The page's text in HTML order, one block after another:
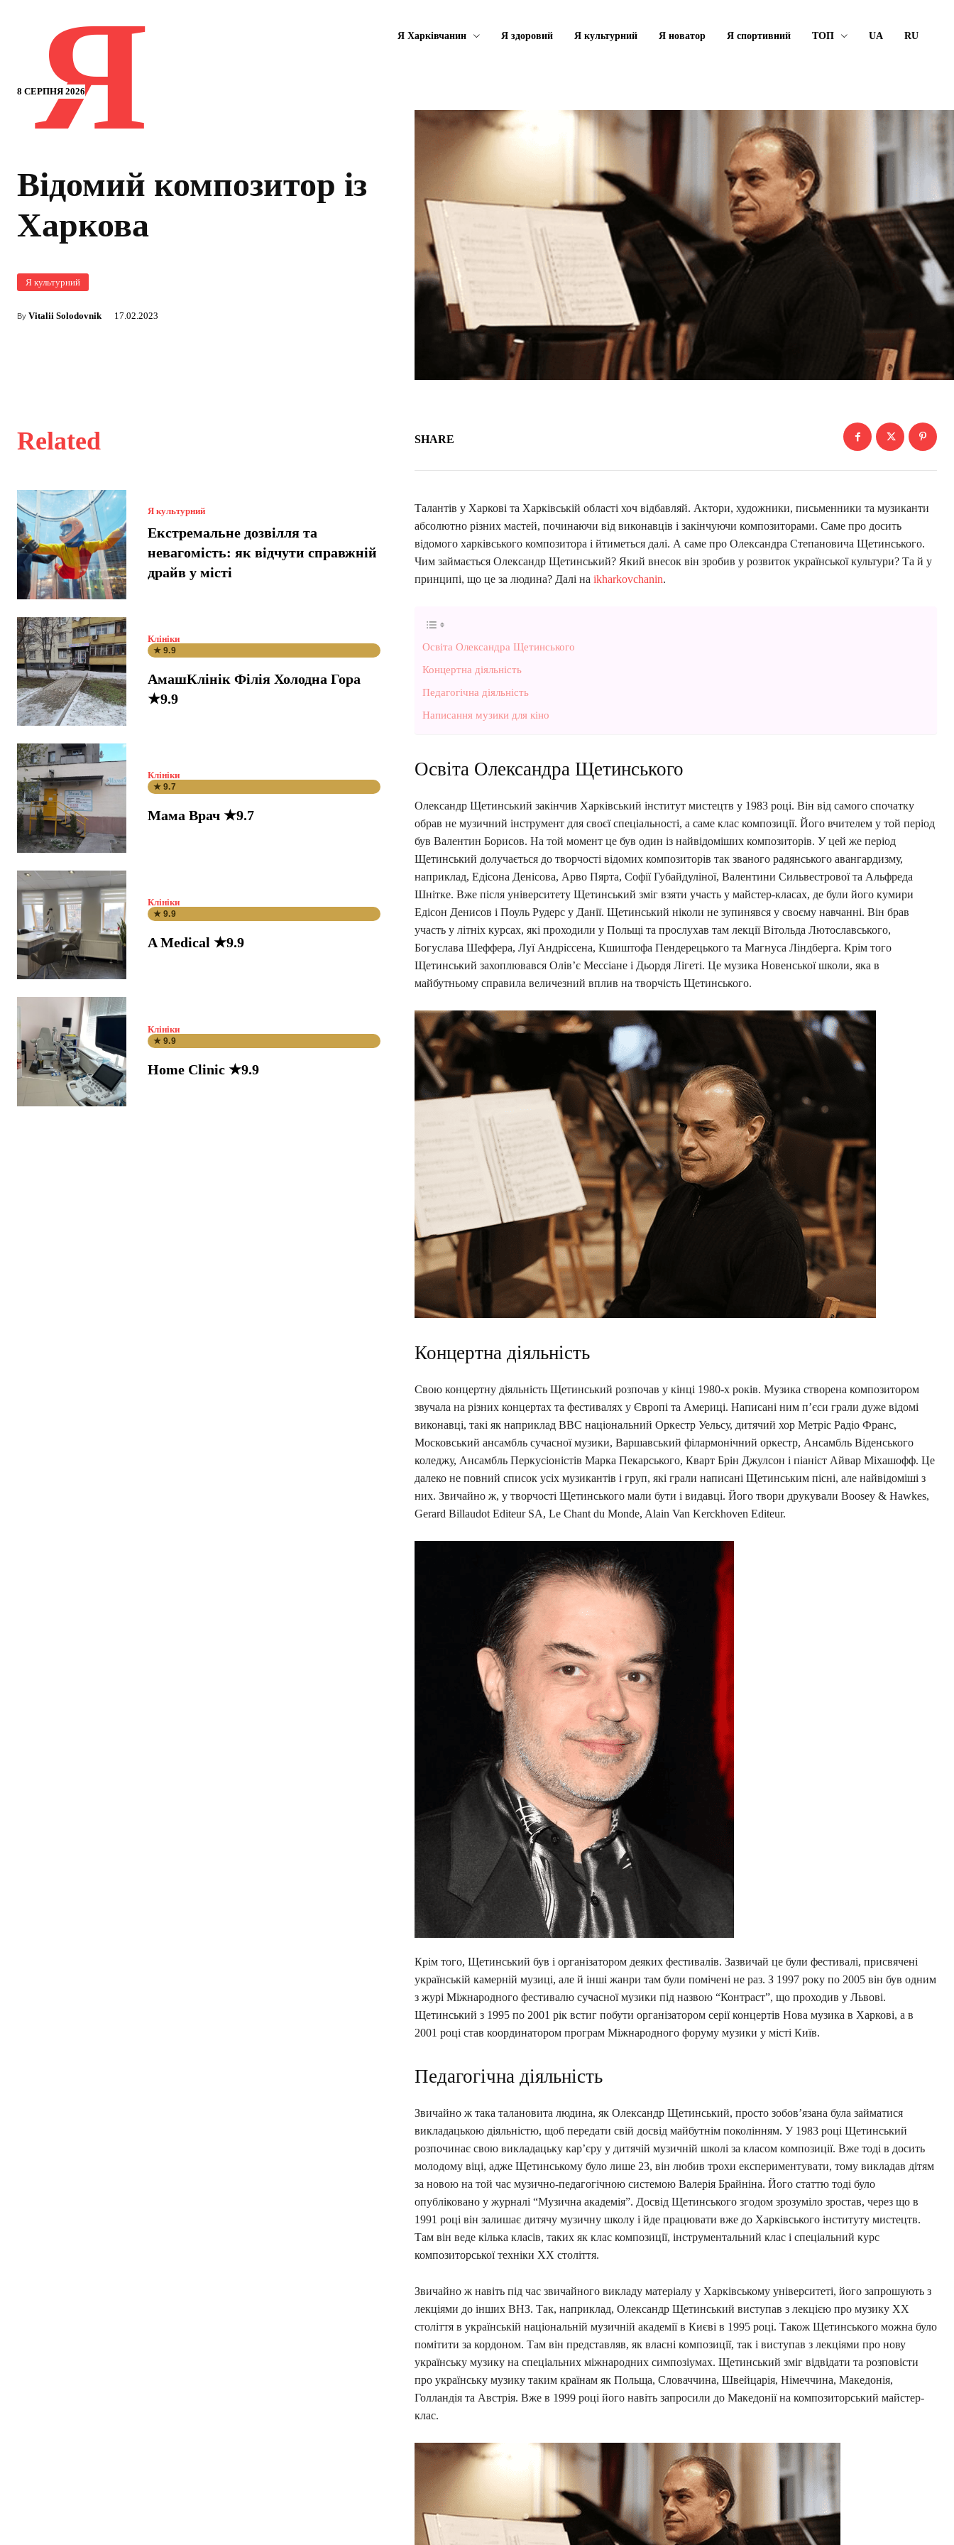
8 СЕРПНЯ 2026
Я Я Харківчанин Я здоровий Я культурний Я новатор Я спортивний ТОП UA RU
Відомий композитор із
Харкова
Я культурний
By Vitalii Solodovnik 17.02.2023
Related
Я культурний
Екстремальне дозвілля та
невагомість: як відчути справжній
драйв у місті
Клініки
★ 9.9
АмашКлінік Філія Холодна Гора
★9.9
Клініки
★ 9.7
Мама Врач ★9.7
Клініки
★ 9.9
A Medical ★9.9
Клініки
★ 9.9
Home Clinic ★9.9
SHARE
Талантів у Харкові та Харківській області хоч відбавляй. Актори, художники, письменники та музиканти
абсолютно різних мастей, починаючи від виконавців і закінчуючи композиторами. Саме про досить
відомого харківського композитора і йтиметься далі. А саме про Олександра Степановича Щетинського.
Чим займається Олександр Щетинський? Який внесок він зробив у розвиток української культури? Та й у
принципі, що це за людина? Далі на ikharkovchanin.
Освіта Олександра Щетинського
Концертна діяльність
Педагогічна діяльність
Написання музики для кіно
Освіта Олександра Щетинського
Олександр Щетинський закінчив Харківський інститут мистецтв у 1983 році. Він від самого спочатку
обрав не музичний інструмент для своєї спеціальності, а саме клас композиції. Його вчителем у той період
був Валентин Борисов. На той момент це був один із найвідоміших композиторів. У цей же період
Щетинський долучається до творчості відомих композиторів так званого радянського авангардизму,
наприклад, Едісона Денісова, Арво Пярта, Софії Губайдуліної, Валентини Сильвестрової та Альфреда
Шнітке. Вже після університету Щетинський зміг взяти участь у майстер-класах, де були його кумири
Едісон Денисов і Поуль Рудерс у Данії. Щетинський ніколи не зупинявся у своєму навчанні. Він брав
участь у літніх курсах, які проходили у Польщі та прослухав там лекції Вітольда Лютославського,
Богуслава Шеффера, Луї Андріссена, Кшиштофа Пендерецького та Магнуса Ліндберга. Крім того
Щетинський захоплювався Олів’є Мессіане і Дьордя Лігеті. Це музика Новенської школи, яка в
майбутньому справила величезний вплив на творчість Щетинського.
Концертна діяльність
Свою концертну діяльність Щетинський розпочав у кінці 1980-х років. Музика створена композитором
звучала на різних концертах та фестивалях у Європі та Америці. Написані ним п’єси грали дуже відомі
виконавці, такі як наприклад BBC національний Оркестр Уельсу, дитячий хор Метріс Радіо Франс,
Московський ансамбль сучасної музики, Варшавський філармонічний оркестр, Ансамбль Віденського
коледжу, Ансамбль Перкусіоністів Марка Пекарського, Кварт Брін Джулсон і піаніст Айвар Міхашофф. Це
далеко не повний список усіх музикантів і груп, які грали написані Щетинським пісні, але найвідоміші з
них. Звичайно ж, у творчості Щетинського мали бути і видавці. Його твори друкували Boosey & Hawkes,
Gerard Billaudot Editeur SA, Le Chant du Monde, Alain Van Kerckhoven Editeur.
Крім того, Щетинський був і організатором деяких фестивалів. Зазвичай це були фестивалі, присвячені
українській камерній музиці, але й інші жанри там були помічені не раз. З 1997 року по 2005 він був одним
з журі Міжнародного фестивалю сучасної музики під назвою “Контраст”, що проходив у Львові.
Щетинський з 1995 по 2001 рік встиг побути організатором серії концертів Нова музика в Харкові, а в
2001 році став координатором програм Міжнародного форуму музики у місті Київ.
Педагогічна діяльність
Звичайно ж така талановита людина, як Олександр Щетинський, просто зобов’язана була займатися
викладацькою діяльністю, щоб передати свій досвід майбутнім поколінням. У 1983 році Щетинський
розпочинає свою викладацьку кар’єру у дитячій музичній школі за класом композиції. Вже тоді в досить
молодому віці, адже Щетинському було лише 23, він любив трохи експериментувати, тому викладав дітям
за новою на той час музично-педагогічною системою Валерія Брайніна. Його статтю тоді було
опубліковано у журналі “Музична академія”. Досвід Щетинського згодом зрозуміло зростав, через що в
1991 році він залишає дитячу музичну школу і йде працювати вже до Харківського інституту мистецтв.
Там він веде кілька класів, таких як клас композиції, інструментальний клас і спеціальний курс
композиторської техніки ХХ століття.
Звичайно ж навіть під час звичайного викладу матеріалу у Харківському університеті, його запрошують з
лекціями до інших ВНЗ. Так, наприклад, Олександр Щетинський виступав з лекцією про музику ХХ
століття в українській національній музичній академії в Києві в 1995 році. Також Щетинського можна було
помітити за кордоном. Там він представляв, як власні композиції, так і виступав з лекціями про нову
українську музику на спеціальних міжнародних симпозіумах. Щетинський зміг відвідати та розповісти
про українську музику таким країнам як Польща, Словаччина, Швейцарія, Німеччина, Македонія,
Голландія та Австрія. Вже в 1999 році його навіть запросили до Македонії на композиторський майстер-
клас.